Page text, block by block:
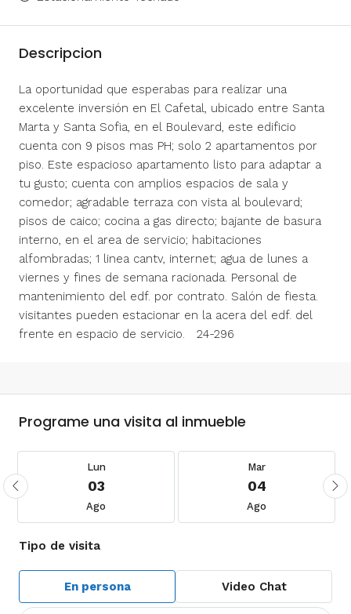
Descripcion
La oportunidad que esperabas para realizar una
excelente inversión en El Cafetal, ubicado entre Santa
Marta y Santa Sofia, en el Boulevard, este edificio
cuenta con 9 pisos mas PH; solo 2 apartamentos por
piso. Este espacioso apartamento listo para adaptar a
tu gusto; cuenta con amplios espacios de sala y
comedor; agradable terraza con vista al boulevard;
pisos de caico; cocina a gas directo; bajante de basura
interno, en el area de servicio; habitaciones
alfombradas; 1 linea cantv, internet; agua de lunes a
viernes y fines de semana racionada. Personal de
mantenimiento del edf. por contrato. Salón de fiesta.
visitantes pueden estacionar en la acera del edf. del
frente en espacio de servicio. 24-296
Programe una visita al inmueble
Lun
03
Ago
Mar
04
Ago
Tipo de visita
En persona Video Chat